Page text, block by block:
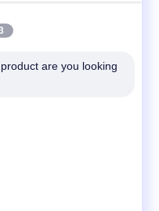
are you looking